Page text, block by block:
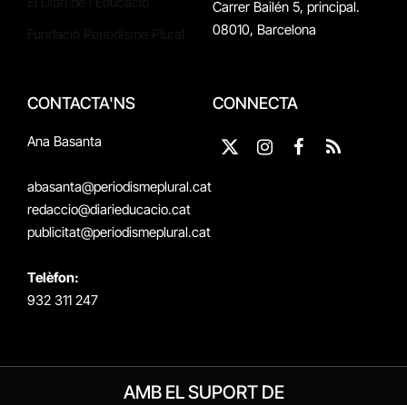
Carrer Bailén 5, principal.
08010, Barcelona
CONTACTA'NS
Ana Basanta
abasanta@periodismeplural.cat
redaccio@diarieducacio.cat
publicitat@periodismeplural.cat
Telèfon:
932 311 247
CONNECTA
X
InstagramFacebook
RSS
AMB EL SUPORT DE